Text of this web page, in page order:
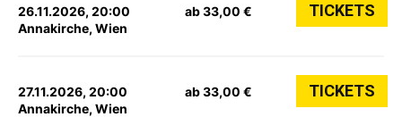
26.11.2026, 20:00
Annakirche, Wien
ab 33,00 € TICKETS
27.11.2026, 20:00
Annakirche, Wien
ab 33,00 € TICKETS